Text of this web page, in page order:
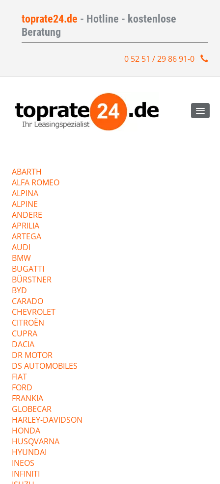
toprate24.de - Hotline - kostenlose
Beratung
0 52 51 / 29 86 91-0
ABARTH
ALFA ROMEO
ALPINA
ALPINE
ANDERE
APRILIA
ARTEGA
AUDI
BMW
BUGATTI
BÜRSTNER
BYD
CARADO
CHEVROLET
CITROËN
CUPRA
DACIA
DR MOTOR
DS AUTOMOBILES
FIAT
FORD
FRANKIA
GLOBECAR
HARLEY-DAVIDSON
HONDA
HUSQVARNA
HYUNDAI
INEOS
INFINITI